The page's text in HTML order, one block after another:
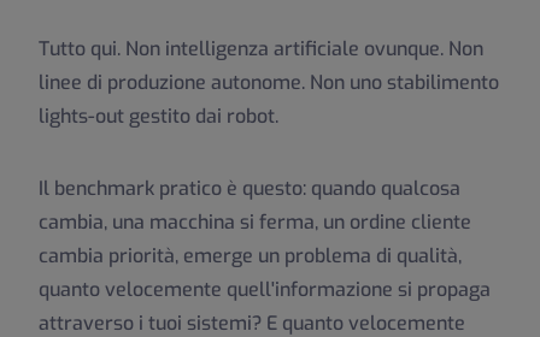
Tutto qui. Non intelligenza artificiale ovunque. Non
linee di produzione autonome. Non uno stabilimento
lights-out gestito dai robot.
Il benchmark pratico è questo: quando qualcosa
cambia, una macchina si ferma, un ordine cliente
cambia priorità, emerge un problema di qualità,
quanto velocemente quell'informazione si propaga
attraverso i tuoi sistemi? E quanto velocemente